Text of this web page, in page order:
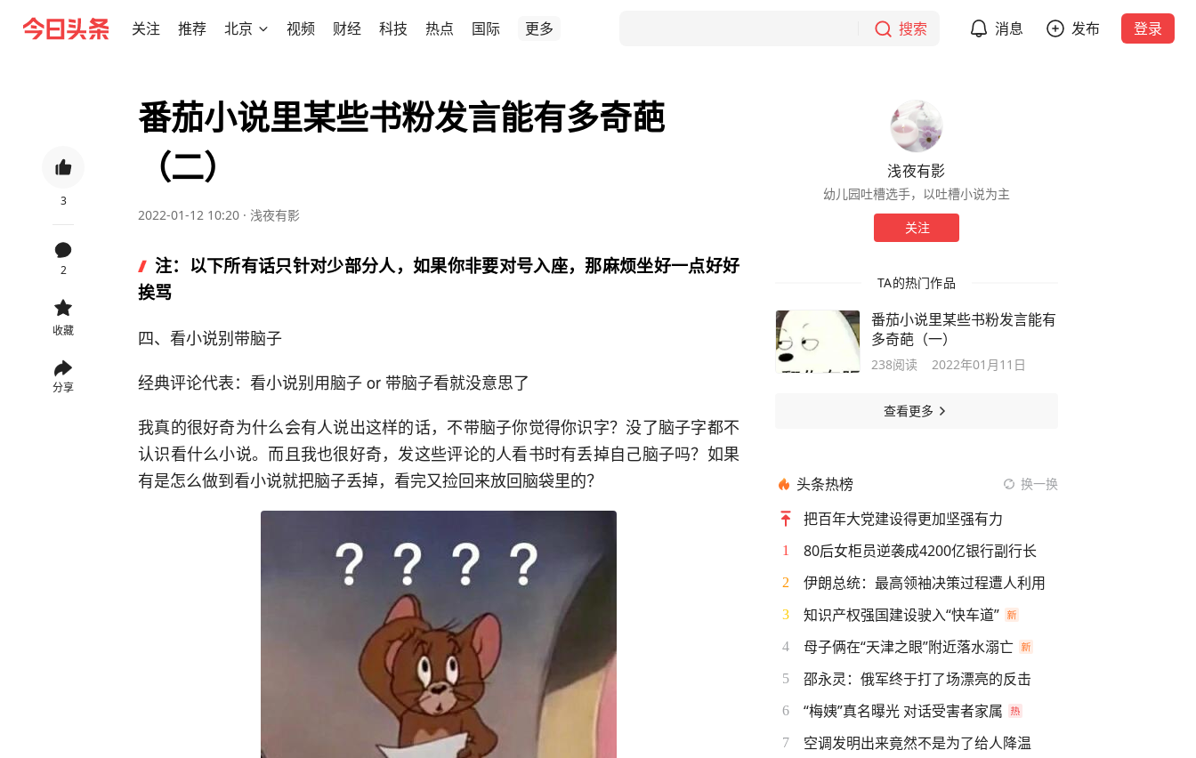
关注 推荐 北京 视频 财经 科技 热点 国际 更多 搜索 消息 发布 登录
3
2
收藏
分享
番茄小说里某些书粉发言能有多奇葩
（二）
2022-01-12 10:20 · 浅夜有影
注：以下所有话只针对少部分人，如果你非要对号入座，那麻烦坐好一点好好
挨骂
四、看小说别带脑子
经典评论代表：看小说别用脑子 or 带脑子看就没意思了
我真的很好奇为什么会有人说出这样的话，不带脑子你觉得你识字？没了脑子字都不
认识看什么小说。而且我也很好奇，发这些评论的人看书时有丢掉自己脑子吗？如果
有是怎么做到看小说就把脑子丢掉，看完又捡回来放回脑袋里的？
浅夜有影
幼儿园吐槽选手，以吐槽小说为主
关注
TA的热门作品
番茄小说里某些书粉发言能有
多奇葩（一）
238阅读 2022年01月11日
查看更多
头条热榜 换一换
把百年大党建设得更加坚强有力
1 80后女柜员逆袭成4200亿银行副行长
2 伊朗总统：最高领袖决策过程遭人利用
3 知识产权强国建设驶入“快车道”
4 母子俩在“天津之眼”附近落水溺亡
5 邵永灵：俄军终于打了场漂亮的反击
6 “梅姨”真名曝光 对话受害者家属
7 空调发明出来竟然不是为了给人降温